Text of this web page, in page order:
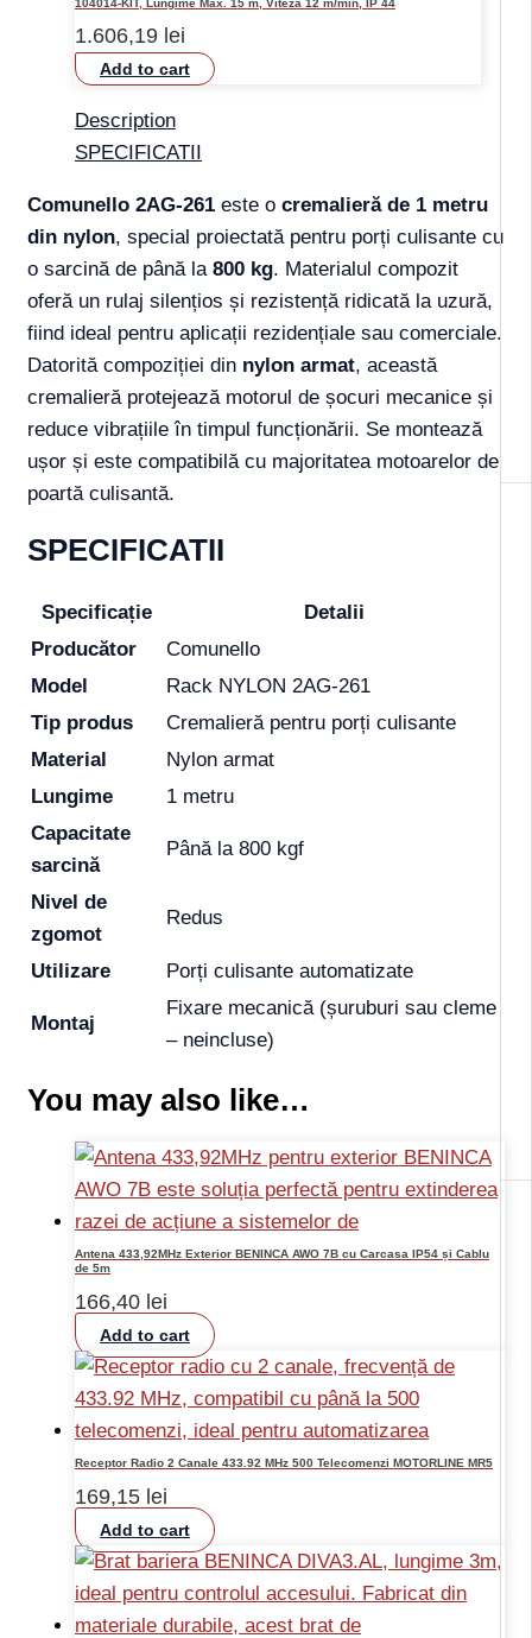
104014-KIT, Lungime Max. 15 m, Viteza 12 m/min, IP 44
1.606,19 lei
Add to cart
Description
SPECIFICATII
Comunello 2AG-261 este o cremalieră de 1 metru
din nylon, special proiectată pentru porți culisante cu
o sarcină de până la 800 kg. Materialul compozit
oferă un rulaj silențios și rezistență ridicată la uzură,
fiind ideal pentru aplicații rezidențiale sau comerciale.
Datorită compoziției din nylon armat, această
cremalieră protejează motorul de șocuri mecanice și
reduce vibrațiile în timpul funcționării. Se montează
ușor și este compatibilă cu majoritatea motoarelor de
poartă culisantă.
SPECIFICATII
Specificație
Detalii
Producător
Comunello
Model
Rack NYLON 2AG-261
Tip produs
Cremalieră pentru porți culisante
Material
Nylon armat
Lungime
1 metru
Capacitate
sarcină
Până la 800 kgf
Nivel de
zgomot
Redus
Utilizare Porți culisante automatizate
Montaj
Fixare mecanică (șuruburi sau cleme
– neincluse)
You may also like…
Antena 433,92MHz Exterior BENINCA AWO 7B cu Carcasa IP54 și Cablu
de 5m
166,40 lei
Add to cart
Receptor Radio 2 Canale 433.92 MHz 500 Telecomenzi MOTORLINE MR5
169,15 lei
Add to cart